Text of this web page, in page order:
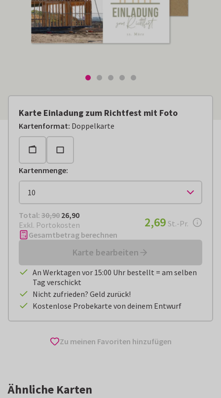
Karte Einladung zum Richtfest mit Foto
Kartenformat: Doppelkarte
Kartenmenge:
Total: € 26,90
Total: 30,90 26,90
Exkl. Portokosten
€ 2,69pro Stück
2,69 St.-Pr.
Gesamtbetrag berechnen
Karte bearbeiten
An Werktagen vor 15:00 Uhr bestellt = am selben
Tag verschickt
Nicht zufrieden? Geld zurück!
Kostenlose Probekarte von deinem Entwurf
Zu meinen Favoriten hinzufügen
Ähnliche Karten